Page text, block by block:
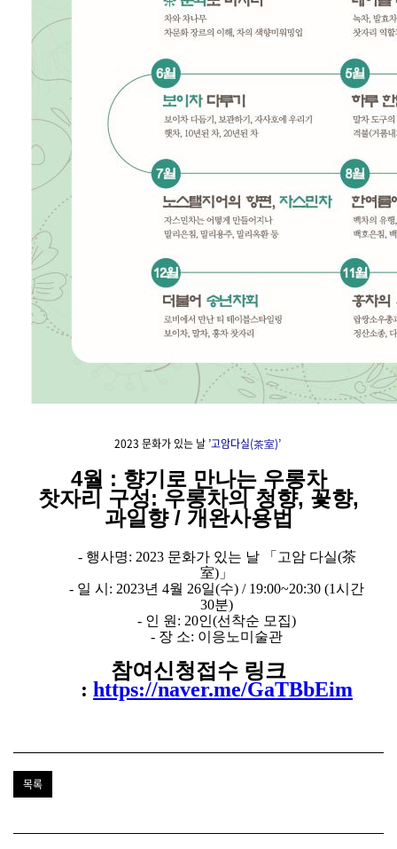
2023 문화가 있는 날 ’고암다실(茶室)’
4월 : 향기로 만나는 우롱차
찻자리 구성: 우롱차의 청향, 꽃향,
과일향 / 개완사용법
- 행사명: 2023 문화가 있는 날 「 고암 다실(茶
室) 」
- 일 시 : 2023년 4월 26일(수) / 19:00~20:30 (1시간
30분)
- 인 원 : 20인(선착순 모집)
- 장 소: 이응노미술관
참여신청접수 링크
:https://naver.me/GaTBbEim
목록